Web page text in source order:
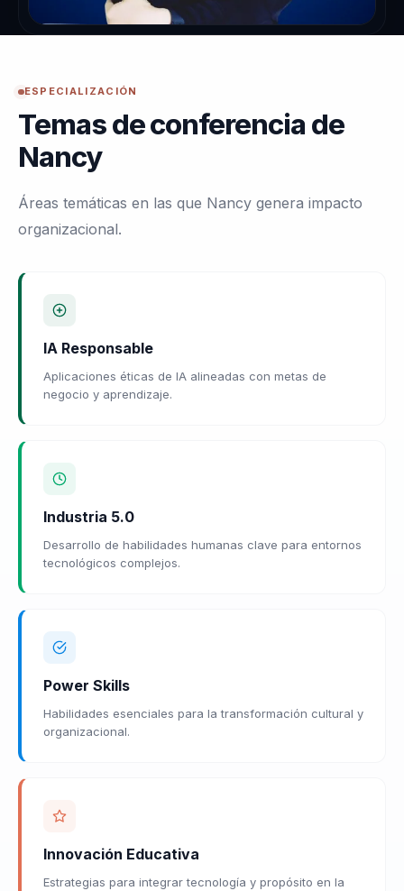
ESPECIALIZACIÓN
Temas de conferencia de
Nancy
Áreas temáticas en las que Nancy genera impacto
organizacional.
IA Responsable
Aplicaciones éticas de IA alineadas con metas de
negocio y aprendizaje.
Industria 5.0
Desarrollo de habilidades humanas clave para entornos
tecnológicos complejos.
Power Skills
Habilidades esenciales para la transformación cultural y
organizacional.
Innovación Educativa
Estrategias para integrar tecnología y propósito en la